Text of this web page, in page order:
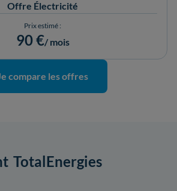
Offre Électricité
Prix estimé :
90 €/ mois
compare les offres
TotalEnergies